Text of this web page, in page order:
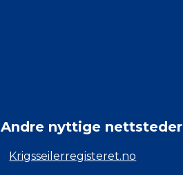
Andre nyttige nettsteder
Krigsseilerregisteret.no